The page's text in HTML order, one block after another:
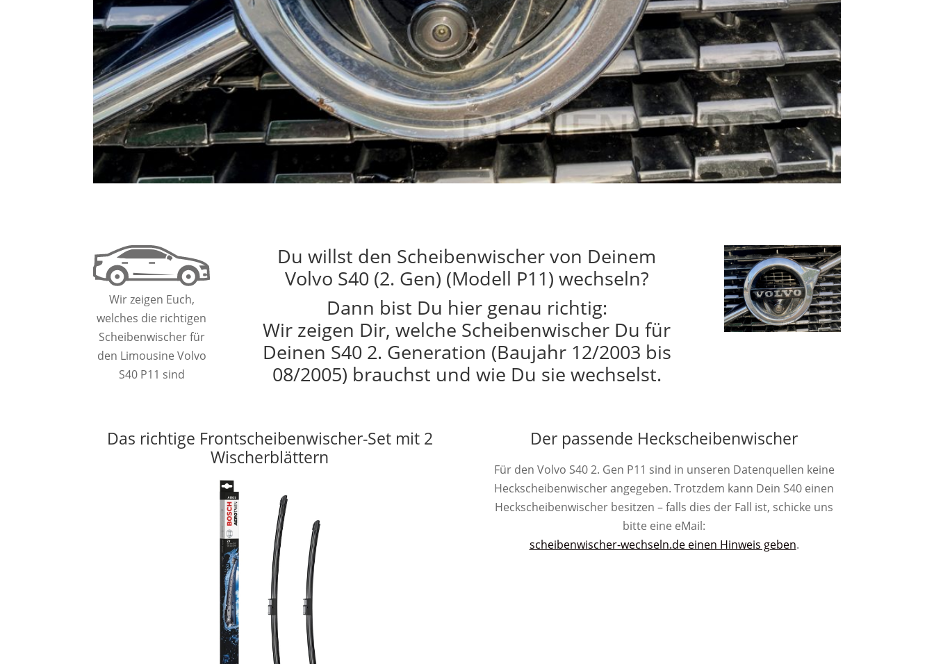
Wir zeigen Euch,
welches die richtigen
Scheibenwischer für
den Limousine Volvo
S40 P11 sind
Du willst den Scheibenwischer von Deinem
Volvo S40 (2. Gen) (Modell P11) wechseln?
Dann bist Du hier genau richtig:
Wir zeigen Dir, welche Scheibenwischer Du für
Deinen S40 2. Generation (Baujahr 12/2003 bis
08/2005) brauchst und wie Du sie wechselst.
Das richtige Frontscheibenwischer-Set mit 2
Wischerblättern
Der passende Heckscheibenwischer
Für den Volvo S40 2. Gen P11 sind in unseren Datenquellen keine
Heckscheibenwischer angegeben. Trotzdem kann Dein S40 einen
Heckscheibenwischer besitzen – falls dies der Fall ist, schicke uns
bitte eine eMail:
scheibenwischer-wechseln.de einen Hinweis geben.